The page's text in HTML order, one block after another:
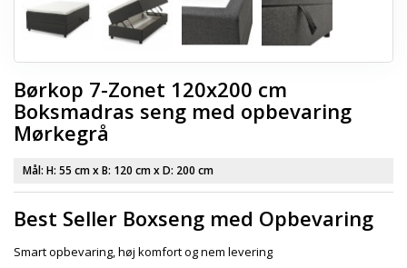
Børkop 7-Zonet 120x200 cm
Boksmadras seng med opbevaring
Mørkegrå
Mål: H: 55 cmx B: 120 cmx D: 200 cm
Best Seller Boxseng med Opbevaring
Smart opbevaring, høj komfort og nem levering